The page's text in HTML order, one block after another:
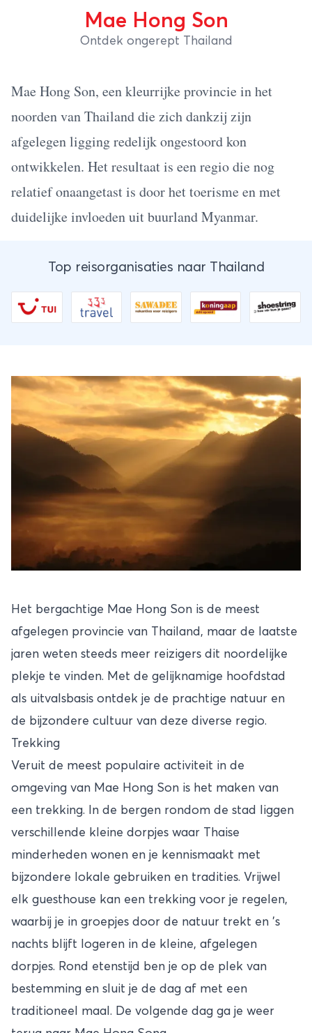
Mae Hong Son
Ontdek ongerept Thailand
Mae Hong Son, een kleurrijke provincie in het
noorden van Thailand die zich dankzij zijn
afgelegen ligging redelijk ongestoord kon
ontwikkelen. Het resultaat is een regio die nog
relatief onaangetast is door het toerisme en met
duidelijke invloeden uit buurland Myanmar.
Top reisorganisaties naar Thailand
Het bergachtige Mae Hong Son is de meest
afgelegen provincie van Thailand, maar de laatste
jaren weten steeds meer reizigers dit noordelijke
plekje te vinden. Met de gelijknamige hoofdstad
als uitvalsbasis ontdek je de prachtige natuur en
de bijzondere cultuur van deze diverse regio.
Trekking
Veruit de meest populaire activiteit in de
omgeving van Mae Hong Son is het maken van
een trekking. In de bergen rondom de stad liggen
verschillende kleine dorpjes waar Thaise
minderheden wonen en je kennismaakt met
bijzondere lokale gebruiken en tradities. Vrijwel
elk guesthouse kan een trekking voor je regelen,
waarbij je in groepjes door de natuur trekt en ’s
nachts blijft logeren in de kleine, afgelegen
dorpjes. Rond etenstijd ben je op de plek van
bestemming en sluit je de dag af met een
traditioneel maal. De volgende dag ga je weer